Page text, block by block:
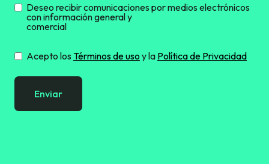
Deseo recibir comunicaciones por medios electrónicos
con información general y
comercial
Acepto losTérminos de uso y la Política de Privacidad
Enviar